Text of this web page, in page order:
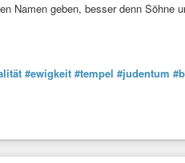
Namen geben, besser denn Söhne
#ewigkeit #tempel #judentum